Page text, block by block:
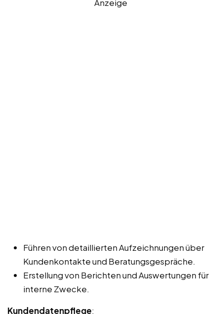
Anzeige
Führen von detaillierten Aufzeichnungen über
Kundenkontakte und Beratungsgespräche.
Erstellung von Berichten und Auswertungen für
interne Zwecke.
Kundendatenpflege: